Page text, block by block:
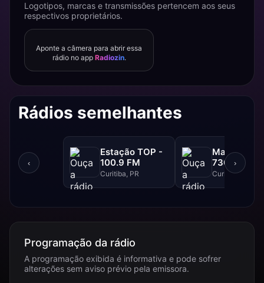
Logotipos, marcas e transmissões pertencem aos seus
respectivos proprietários.
Aponte a câmera para abrir essa
rádio no app Radiozin.
Rádios semelhantes
‹
Estação TOP -
100.9 FM
Curitiba, PR
Marumby
730 AM
Curitiba, PR
›
Programação da rádio
A programação exibida é informativa e pode sofrer
alterações sem aviso prévio pela emissora.